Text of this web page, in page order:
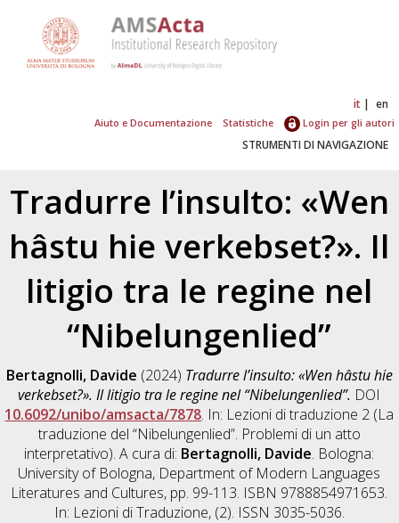
it en
Aiuto e Documentazione Statistiche Login per gli autori
STRUMENTI DI NAVIGAZIONE
Tradurre l’insulto: «Wen
hâstu hie verkebset?». Il
litigio tra le regine nel
“Nibelungenlied”
Bertagnolli, Davide (2024) Tradurre l’insulto: «Wen hâstu hie
verkebset?». Il litigio tra le regine nel “Nibelungenlied”. DOI
10.6092/unibo/amsacta/7878. In: Lezioni di traduzione 2 (La
traduzione del “Nibelungenlied”. Problemi di un atto
interpretativo). A cura di: Bertagnolli, Davide. Bologna:
University of Bologna, Department of Modern Languages
Literatures and Cultures, pp. 99-113. ISBN 9788854971653.
In: Lezioni di Traduzione, (2). ISSN 3035-5036.